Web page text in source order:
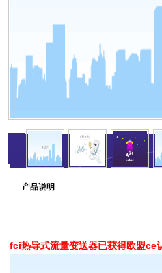
产品说明
fci热导式流量变送器已获得欧盟ce